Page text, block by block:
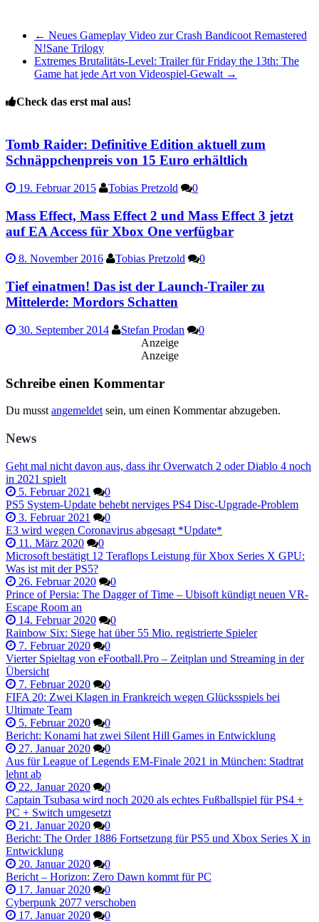
← Neues Gameplay Video zur Crash Bandicoot Remastered
N!Sane Trilogy
Extremes Brutalitäts-Level: Trailer für Friday the 13th: The
Game hat jede Art von Videospiel-Gewalt →
Check das erst mal aus!
Tomb Raider: Definitive Edition aktuell zum
Schnäppchenpreis von 15 Euro erhältlich
19. Februar 2015 Tobias Pretzold 0
Mass Effect, Mass Effect 2 und Mass Effect 3 jetzt
auf EA Access für Xbox One verfügbar
8. November 2016 Tobias Pretzold 0
Tief einatmen! Das ist der Launch-Trailer zu
Mittelerde: Mordors Schatten
30. September 2014 Stefan Prodan
0
Anzeige
Anzeige
Schreibe einen Kommentar
Du musst angemeldet sein, um einen Kommentar abzugeben.
News
Geht mal nicht davon aus, dass ihr Overwatch 2 oder Diablo 4 noch
in 2021 spielt
5. Februar 2021
0
PS5 System-Update behebt nerviges PS4 Disc-Upgrade-Problem
3. Februar 2021
0
E3 wird wegen Coronavirus abgesagt *Update*
11. März 2020
0
Microsoft bestätigt 12 Teraflops Leistung für Xbox Series X GPU:
Was ist mit der PS5?
26. Februar 2020
0
Prince of Persia: The Dagger of Time – Ubisoft kündigt neuen VR-
Escape Room an
14. Februar 2020
0
Rainbow Six: Siege hat über 55 Mio. registrierte Spieler
7. Februar 2020
0
Vierter Spieltag von eFootball.Pro – Zeitplan und Streaming in der
Übersicht
7. Februar 2020
0
FIFA 20: Zwei Klagen in Frankreich wegen Glücksspiels bei
Ultimate Team
5. Februar 2020
0
Bericht: Konami hat zwei Silent Hill Games in Entwicklung
27. Januar 2020
0
Aus für League of Legends EM-Finale 2021 in München: Stadtrat
lehnt ab
22. Januar 2020
0
Captain Tsubasa wird noch 2020 als echtes Fußballspiel für PS4 +
PC + Switch umgesetzt
21. Januar 2020
0
Bericht: The Order 1886 Fortsetzung für PS5 und Xbox Series X in
Entwicklung
20. Januar 2020
0
Bericht – Horizon: Zero Dawn kommt für PC
17. Januar 2020
0
Cyberpunk 2077 verschoben
17. Januar 2020
0